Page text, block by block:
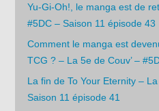
Yu-Gi-Oh!, le manga est de
#5DC – Saison 11 épisode 43
Comment le manga est
TCG ? – La 5e de Couv’ –
La fin de To Your Eternity –
Saison 11 épisode 41